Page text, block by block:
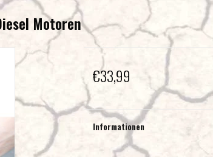
Motoren
€33,99
Informationen